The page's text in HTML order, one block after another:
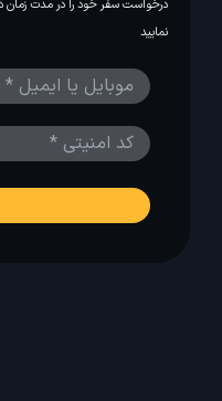
درخواست سفر خود را در مدت زمان
نمایید